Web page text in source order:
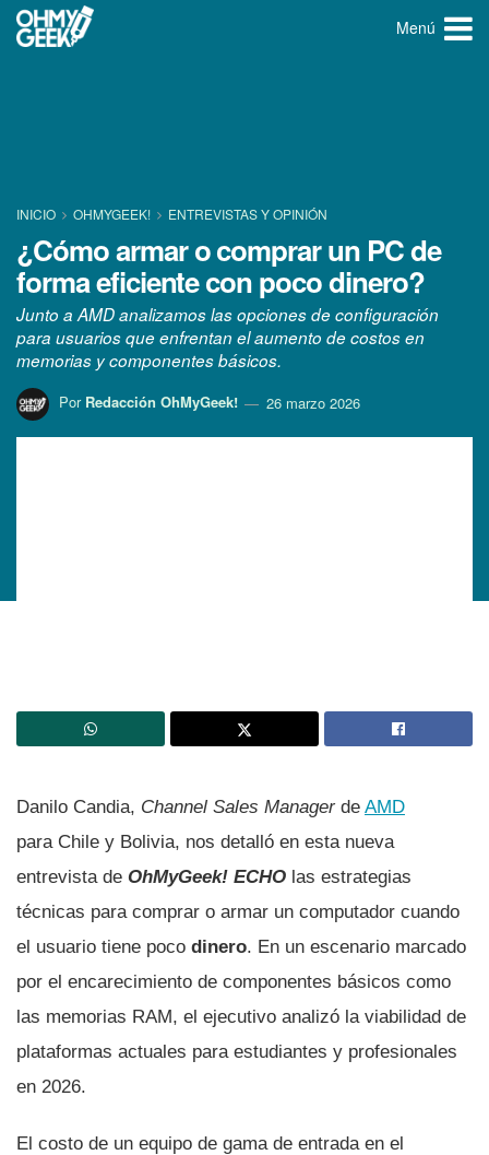
Menú
INICIO OHMYGEEK! ENTREVISTAS Y OPINIÓN
¿Cómo armar o comprar un PC de
forma eficiente con poco dinero?
Junto a AMD analizamos las opciones de configuración
para usuarios que enfrentan el aumento de costos en
memorias y componentes básicos.
Por Redacción OhMyGeek! 26 marzo 2026
Danilo Candia, Channel Sales Managerde AMD
para Chile y Bolivia, nos detalló en esta nueva
entrevista de OhMyGeek! ECHO las estrategias
técnicas para comprar o armar un computador cuando
el usuario tiene poco dinero. En un escenario marcado
por el encarecimiento de componentes básicos como
las memorias RAM, el ejecutivo analizó la viabilidad de
plataformas actuales para estudiantes y profesionales
en 2026.
El costo de un equipo de gama de entrada en el